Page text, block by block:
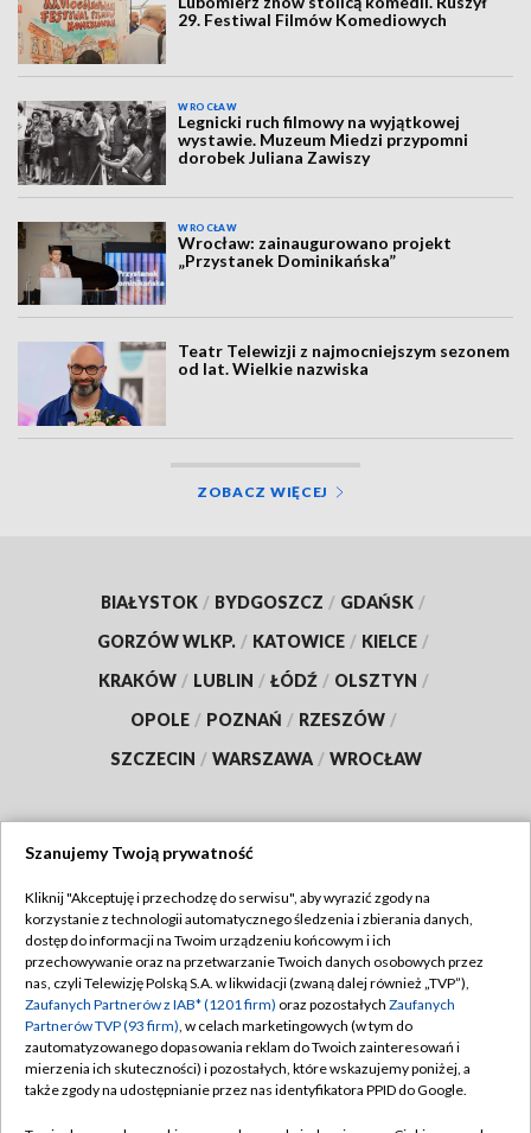
29. Festiwal Filmów Komediowych
WROCŁAW
Legnicki ruch filmowy na wyjątkowej
wystawie. Muzeum Miedzi przypomni
dorobek Juliana Zawiszy
WROCŁAW
Wrocław: zainaugurowano projekt
„Przystanek Dominikańska”
Teatr Telewizji z najmocniejszym sezonem
od lat. Wielkie nazwiska
ZOBACZ WIĘCEJ
BIAŁYSTOK / BYDGOSZCZ / GDAŃSK /
GORZÓW WLKP. / KATOWICE / KIELCE /
KRAKÓW / LUBLIN / ŁÓDŹ / OLSZTYN /
OPOLE / POZNAŃ / RZESZÓW /
SZCZECIN / WARSZAWA / WROCŁAW
TVP
Abonament TVP
Emisja w TVP
Centrum informacji TVP
Naziemna Telewizja Cyfrowa
Regulamin TVP
Polityka prywatności
Moje zgody
Pomoc
Szanujemy Twoją prywatność
Kliknij "Akceptuję i przechodzę do serwisu", aby wyrazić zgody na
korzystanie z technologii automatycznego śledzenia i zbierania danych,
dostęp do informacji na Twoim urządzeniu końcowym i ich
przechowywanie oraz na przetwarzanie Twoich danych osobowych przez
nas, czyli Telewizję Polską S.A. w likwidacji (zwaną dalej również „TVP”),
Zaufanych Partnerów z IAB* (1201 firm) oraz pozostałych Zaufanych
Partnerów TVP (93 firm), w celach marketingowych (w tym do
zautomatyzowanego dopasowania reklam do Twoich zainteresowań i
mierzenia ich skuteczności) i pozostałych, które wskazujemy poniżej, a
także zgody na udostępnianie przez nas identyfikatora PPID do Google.